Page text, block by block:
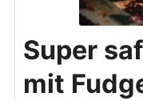
Super
mit